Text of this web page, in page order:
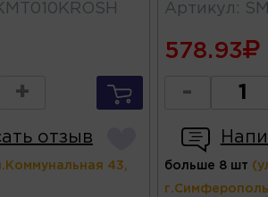
+
отзыв
43,
Артикул :
578.93
-
больше 8 шт